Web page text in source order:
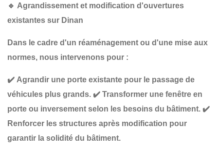
🔹 Agrandissement et modification d'ouvertures
existantes sur Dinan
Dans le cadre d'un réaménagement ou d'une mise aux
normes, nous intervenons pour :
✔️ Agrandir une porte existante pour le passage de
véhicules plus grands. ✔️ Transformer une fenêtre en
porte ou inversement selon les besoins du bâtiment. ✔️
Renforcer les structures après modification pour
garantir la solidité du bâtiment.